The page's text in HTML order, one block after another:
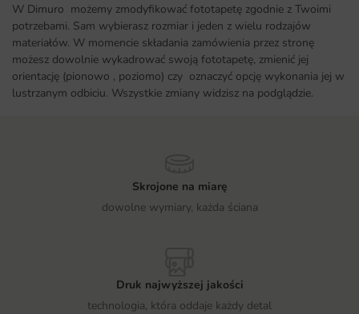
W Dimuro możemy zmodyfikować fototapetę zgodnie z Twoimi
potrzebami. Sam wybierasz rozmiar i jeden z wielu rodzajów
materiałów. W momencie składania zamówienia przez stronę
możesz dowolnie wykadrować swoją fototapetę, zmienić jej
orientację (pionowo , poziomo) czy oznaczyć opcję wykonania jej w
lustrzanym odbiciu. Wszystkie zmiany widzisz na podglądzie.
Skrojone na miarę
dowolne wymiary, każda ściana
Druk najwyższej jakości
technologia, która oddaje każdy detal